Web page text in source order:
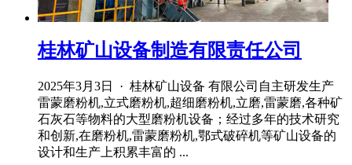
桂林矿山设备制造有限责任公司
2025年3月3日 · 桂林矿山设备 有限公司自主研发生产
雷蒙磨粉机,立式磨粉机,超细磨粉机,立磨,雷蒙磨,各种矿
石灰石等物料的大型磨粉机设备；经过多年的技术研究
和创新,在磨粉机,雷蒙磨粉机,鄂式破碎机等矿山设备的
设计和生产上积累丰富的 ...